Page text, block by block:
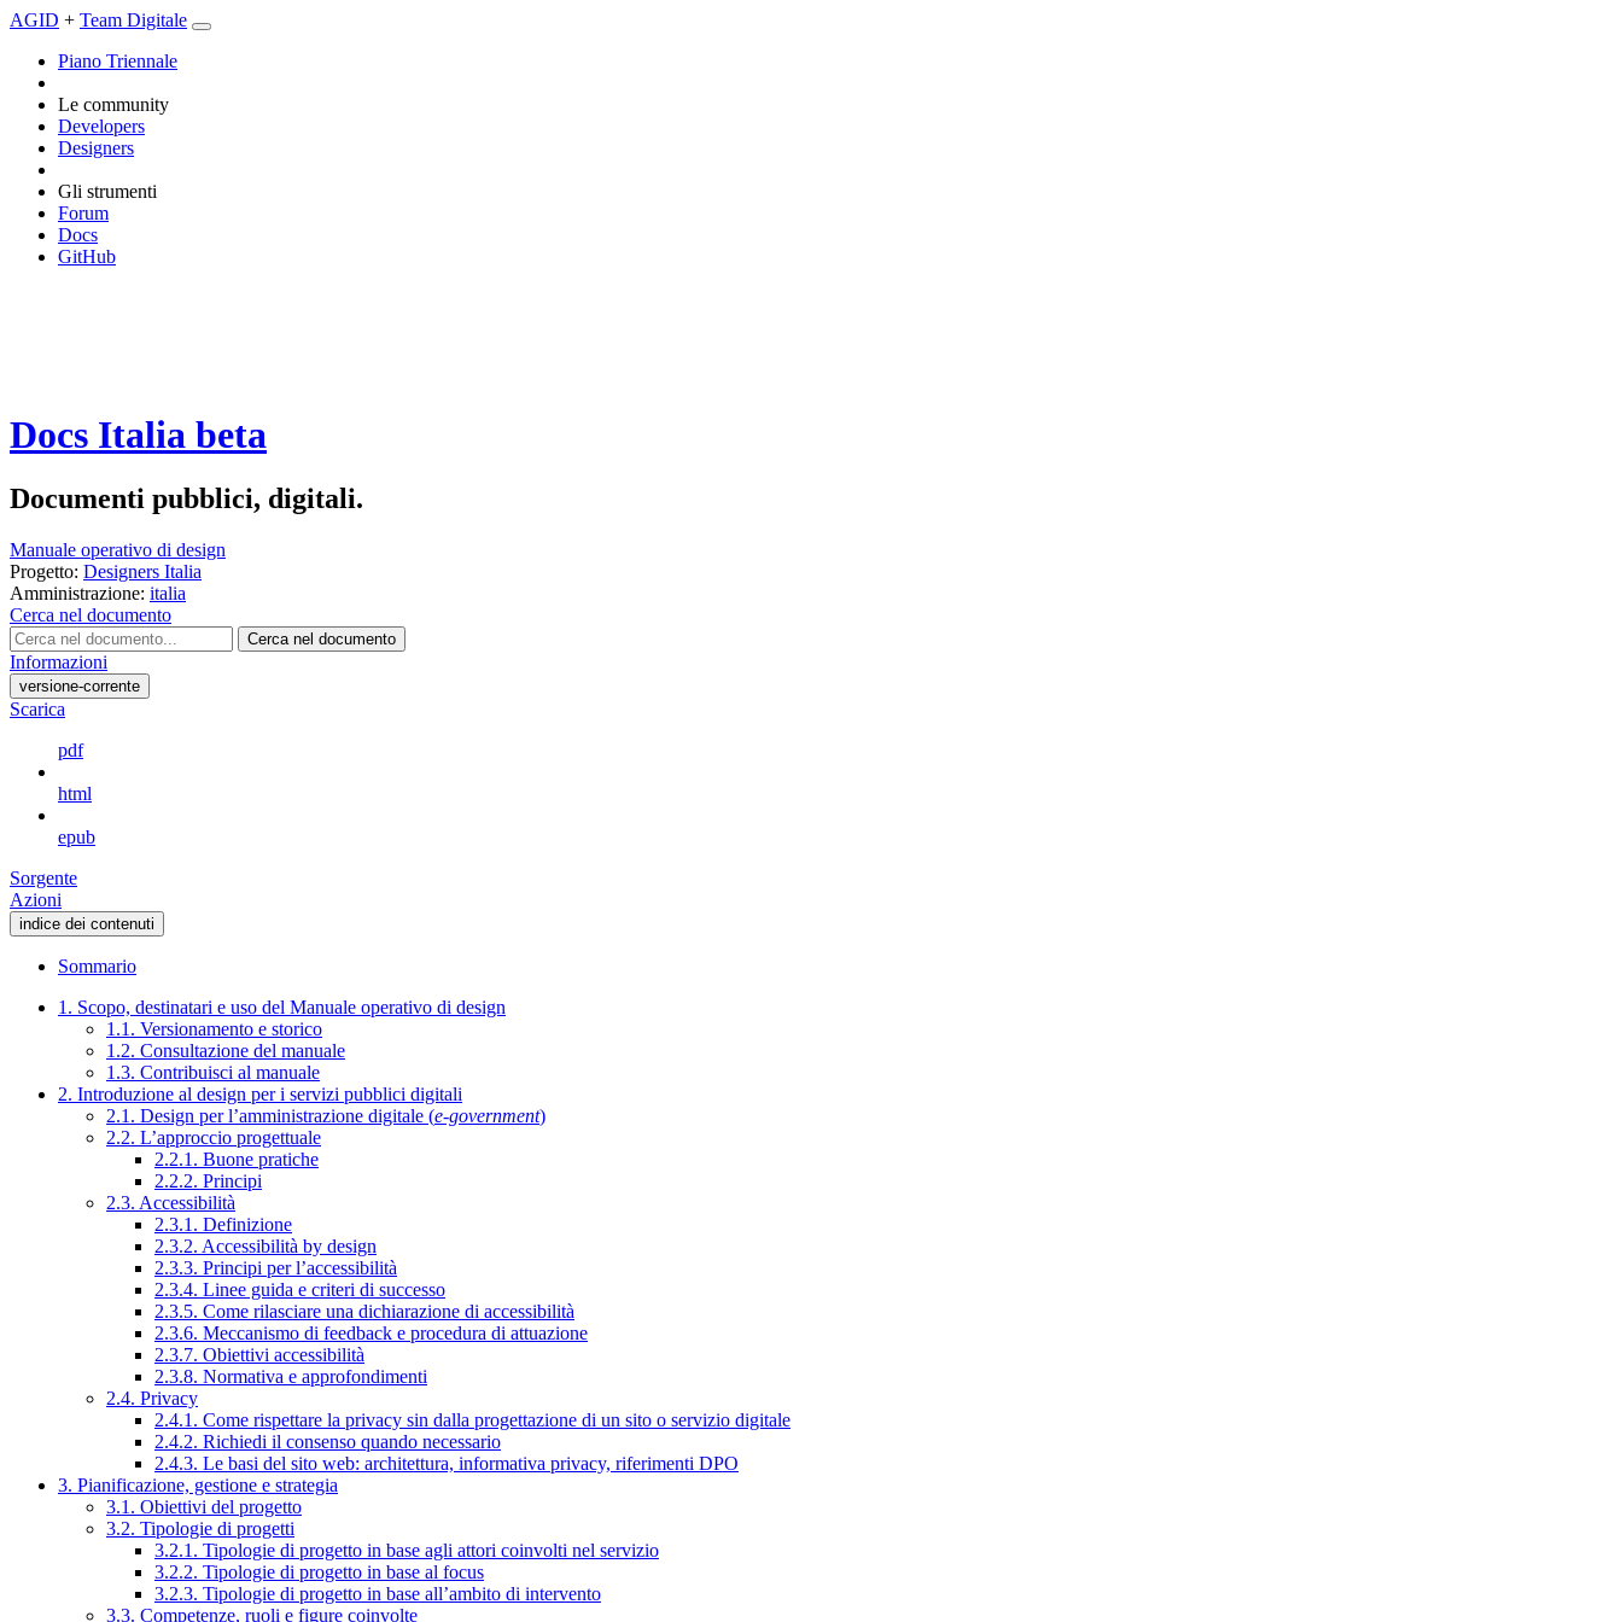
AGID + Team Digitale
Piano Triennale
Le community
Developers
Designers
Gli strumenti
Forum
Docs
GitHub
Docs Italia beta
Documenti pubblici, digitali.
Manuale operativo di design
Progetto: Designers Italia
Amministrazione: italia
Cerca nel documento
Cerca nel documento
Informazioni
versione-corrente
Scarica
pdf
html
epub
Sorgente
Azioni
indice dei contenuti
Sommario
1. Scopo, destinatari e uso del Manuale operativo di design
1.1. Versionamento e storico
1.2. Consultazione del manuale
1.3. Contribuisci al manuale
2. Introduzione al design per i servizi pubblici digitali
2.1. Design per l’amministrazione digitale (e-government)
2.2. L’approccio progettuale
2.2.1. Buone pratiche
2.2.2. Principi
2.3. Accessibilità
2.3.1. Definizione
2.3.2. Accessibilità by design
2.3.3. Principi per l’accessibilità
2.3.4. Linee guida e criteri di successo
2.3.5. Come rilasciare una dichiarazione di accessibilità
2.3.6. Meccanismo di feedback e procedura di attuazione
2.3.7. Obiettivi accessibilità
2.3.8. Normativa e approfondimenti
2.4. Privacy
2.4.1. Come rispettare la privacy sin dalla progettazione di un sito o servizio digitale
2.4.2. Richiedi il consenso quando necessario
2.4.3. Le basi del sito web: architettura, informativa privacy, riferimenti DPO
3. Pianificazione, gestione e strategia
3.1. Obiettivi del progetto
3.2. Tipologie di progetti
3.2.1. Tipologie di progetto in base agli attori coinvolti nel servizio
3.2.2. Tipologie di progetto in base al focus
3.2.3. Tipologie di progetto in base all’ambito di intervento
3.3. Competenze, ruoli e figure coinvolte